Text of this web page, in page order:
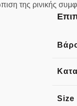
της ρινικής
Size